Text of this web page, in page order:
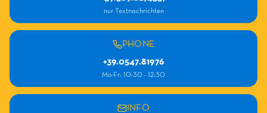
nur Textnachrichten
PHONE
+39.0547.81976
Mo-Fr: 10:30 - 12:30
INFO